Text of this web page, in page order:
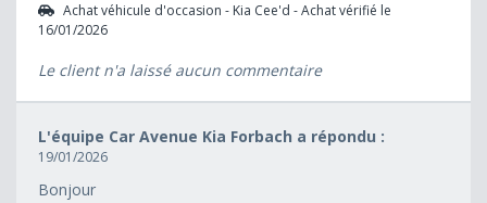
Achat véhicule d'occasion - Kia Cee'd - Achat vérifié le
16/01/2026
Le client n'a laissé aucun commentaire
L'équipe Car Avenue Kia Forbach a répondu :
19/01/2026
Bonjour